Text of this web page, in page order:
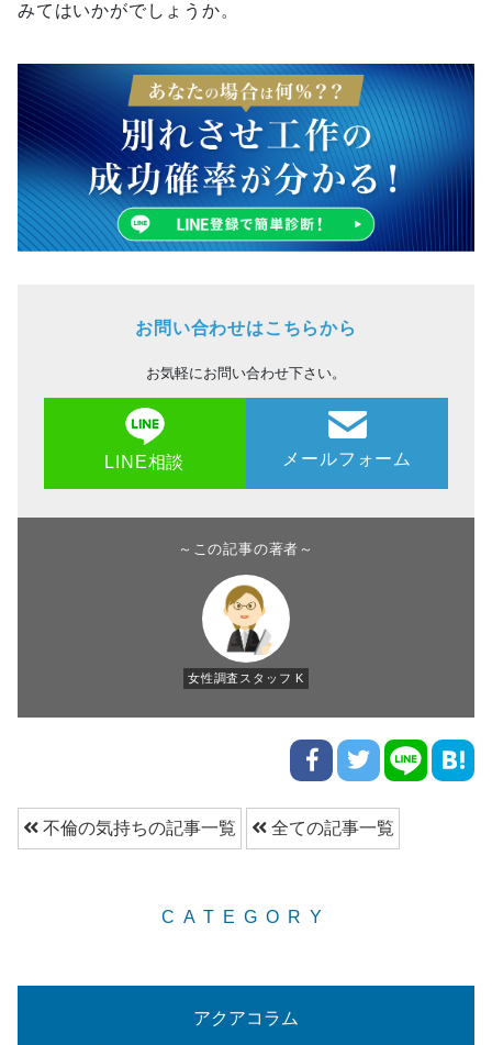
みてはいかがでしょうか。
お問い合わせはこちらから
お気軽にお問い合わせ下さい。
LINE相談 メールフォーム
～この記事の著者～
女性調査スタッフ K
不倫の気持ちの記事一覧 全ての記事一覧
CATEGORY
アクアコラム